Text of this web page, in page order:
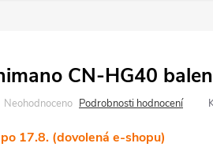
CN-HG40
Neohodnoceno Podrobnosti hodnocení
17.8. (dovolená e-shopu)